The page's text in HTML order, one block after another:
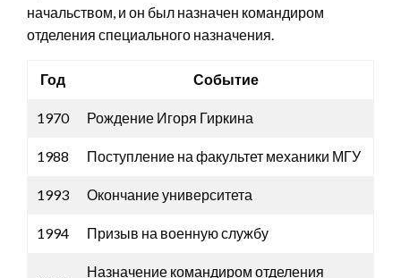
начальством, и он был назначен командиром
отделения специального назначения.
Год Событие
1970 Рождение Игоря Гиркина
1988 Поступление на факультет механики МГУ
1993 Окончание университета
1994 Призыв на военную службу
Назначение командиром отделения